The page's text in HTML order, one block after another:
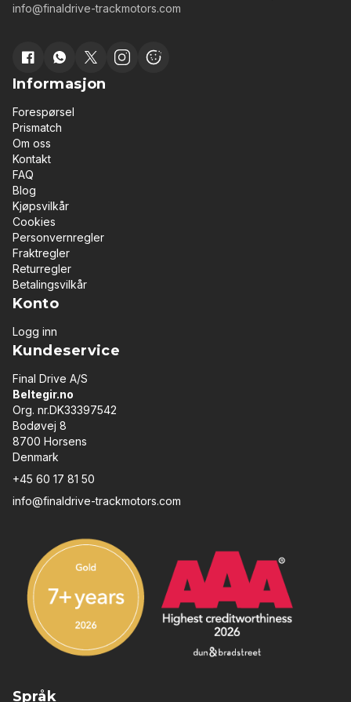
info@finaldrive-trackmotors.com
Informasjon
Forespørsel
Prismatch
Om oss
Kontakt
FAQ
Blog
Kjøpsvilkår
Cookies
Personvernregler
Fraktregler
Returregler
Betalingsvilkår
Konto
Logg inn
Kundeservice
Final Drive A/S
Beltegir.no
Org. nr.DK33397542
Bodøvej 8
8700 Horsens
Denmark
+45 60 17 81 50
info@finaldrive-trackmotors.com
Språk